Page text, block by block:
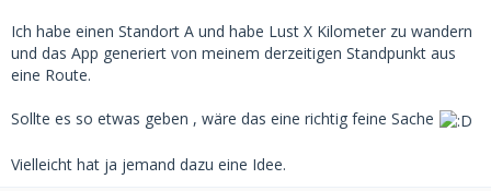
Ich habe einen Standort A und habe Lust X Kilometer zu wandern
und das App generiert von meinem derzeitigen Standpunkt aus
eine Route.
Sollte es so etwas geben , wäre das eine richtig feine Sache
Vielleicht hat ja jemand dazu eine Idee.